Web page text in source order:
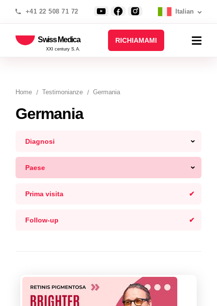
+41 22 508 71 72 Italian
Swiss Medica
XXI century S.A.
RICHIAMAMI
Home Testimonianze Germania
Germania
Diagnosi
Paese
Prima visita
Follow-up